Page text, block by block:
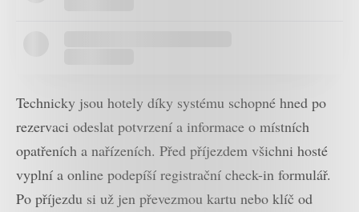
Technicky jsou hotely díky systému schopné hned po
rezervaci odeslat potvrzení a informace o místních
opatřeních a nařízeních. Před příjezdem všichni hosté
vyplní a online podepíší registrační check-in formulář.
Po příjezdu si už jen převezmou kartu nebo klíč od